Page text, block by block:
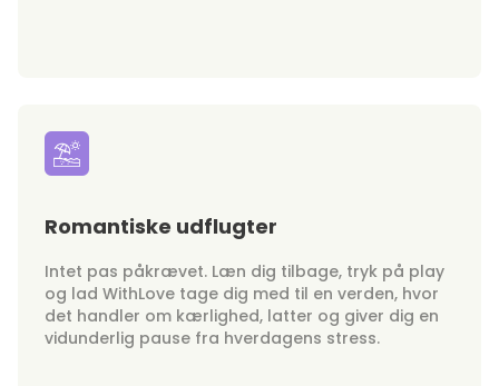
Romantiske udflugter
Intet pas påkrævet. Læn dig tilbage, tryk på play
og lad WithLove tage dig med til en verden, hvor
det handler om kærlighed, latter og giver dig en
vidunderlig pause fra hverdagens stress.